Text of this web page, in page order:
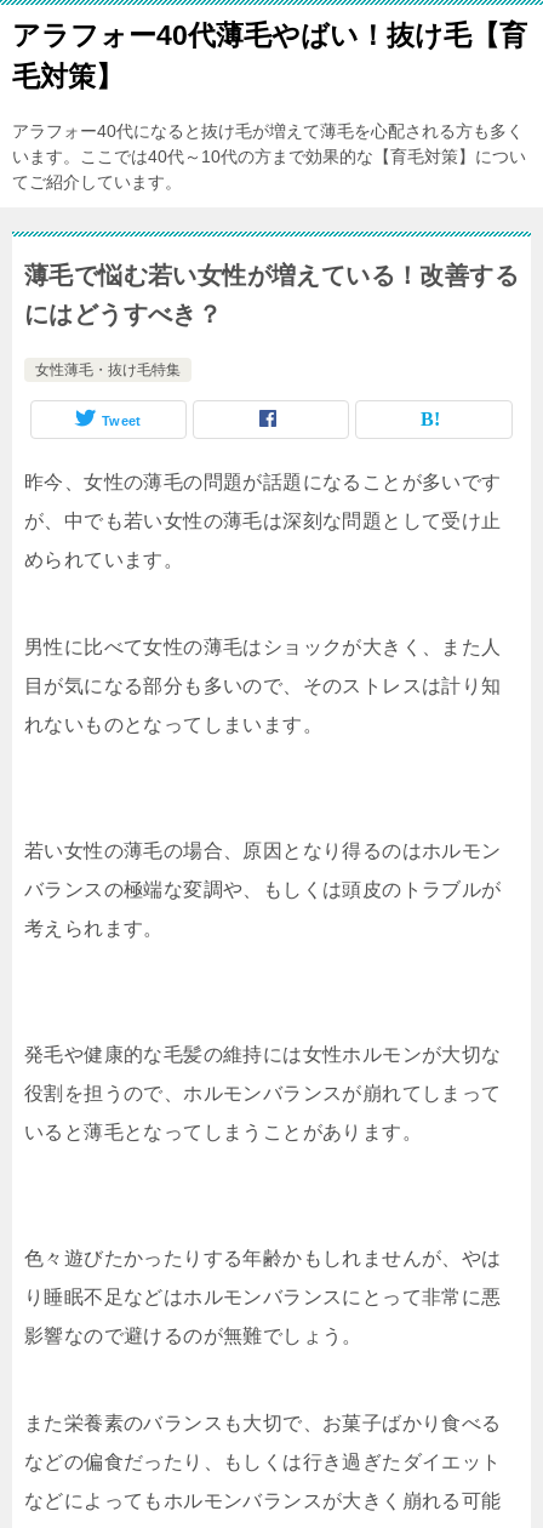
アラフォー40代薄毛やばい！抜け毛【育
毛対策】
アラフォー40代になると抜け毛が増えて薄毛を心配される方も多く
います。ここでは40代～10代の方まで効果的な【育毛対策】につい
てご紹介しています。
薄毛で悩む若い女性が増えている！改善する
にはどうすべき？
女性薄毛・抜け毛特集
Tweet
昨今、女性の薄毛の問題が話題になることが多いです
が、中でも若い女性の薄毛は深刻な問題として受け止
められています。
男性に比べて女性の薄毛はショックが大きく、また人
目が気になる部分も多いので、そのストレスは計り知
れないものとなってしまいます。
若い女性の薄毛の場合、原因となり得るのはホルモン
バランスの極端な変調や、もしくは頭皮のトラブルが
考えられます。
発毛や健康的な毛髪の維持には女性ホルモンが大切な
役割を担うので、ホルモンバランスが崩れてしまって
いると薄毛となってしまうことがあります。
色々遊びたかったりする年齢かもしれませんが、やは
り睡眠不足などはホルモンバランスにとって非常に悪
影響なので避けるのが無難でしょう。
また栄養素のバランスも大切で、お菓子ばかり食べる
などの偏食だったり、もしくは行き過ぎたダイエット
などによってもホルモンバランスが大きく崩れる可能